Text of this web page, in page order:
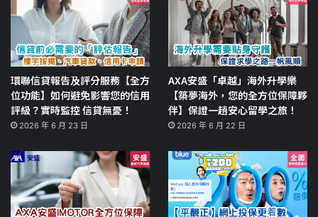
環聯信貸報告及評分服務【全方
位功能】如何避免影響您的信用
評級？實時監控 信貸無憂！
2026 年 6 月 23 日
AXA安盛「卓越」海外升學樂
【築夢海外，您的全方位保障夥
伴】保證一趟安心留學之旅！
2026 年 6 月 22 日